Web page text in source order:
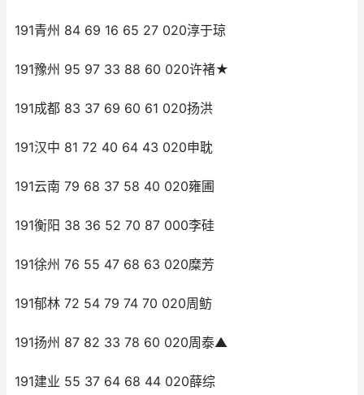
191青州 84 69 16 65 27 020淳于琼
191豫州 95 97 33 88 60 020许褚★
191成都 83 37 69 60 61 020扬洪
191汉中 81 72 40 64 43 020申耽
191云南 79 68 37 58 40 020雍圃
191衡阳 38 36 52 70 87 000李硅
191徐州 76 55 47 68 63 020糜芳
191郁林 72 54 79 74 70 020周鲂
191扬州 87 82 33 78 60 020周泰▲
191建业 55 37 64 68 44 020薛综